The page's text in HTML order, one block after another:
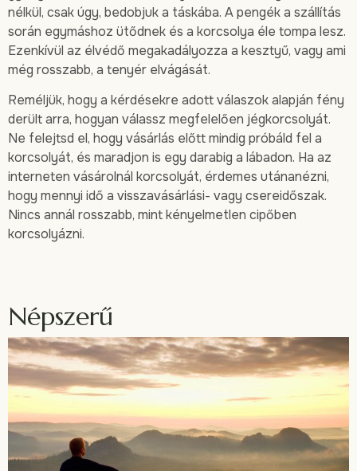
nélkül, csak úgy, bedobjuk a táskába. A pengék a szállítás
során egymáshoz ütődnek és a korcsolya éle tompa lesz.
Ezenkívül az élvédő megakadályozza a kesztyű, vagy ami
még rosszabb, a tenyér elvágását.
Reméljük, hogy a kérdésekre adott válaszok alapján fény
derült arra, hogyan válassz megfelelően jégkorcsolyát.
Ne felejtsd el, hogy vásárlás előtt mindig próbáld fel a
korcsolyát, és maradjon is egy darabig a lábadon. Ha az
interneten vásárolnál korcsolyát, érdemes utánanézni,
hogy mennyi idő a visszavásárlási- vagy csereidőszak.
Nincs annál rosszabb, mint kényelmetlen cipőben
korcsolyázni.
Népszerű